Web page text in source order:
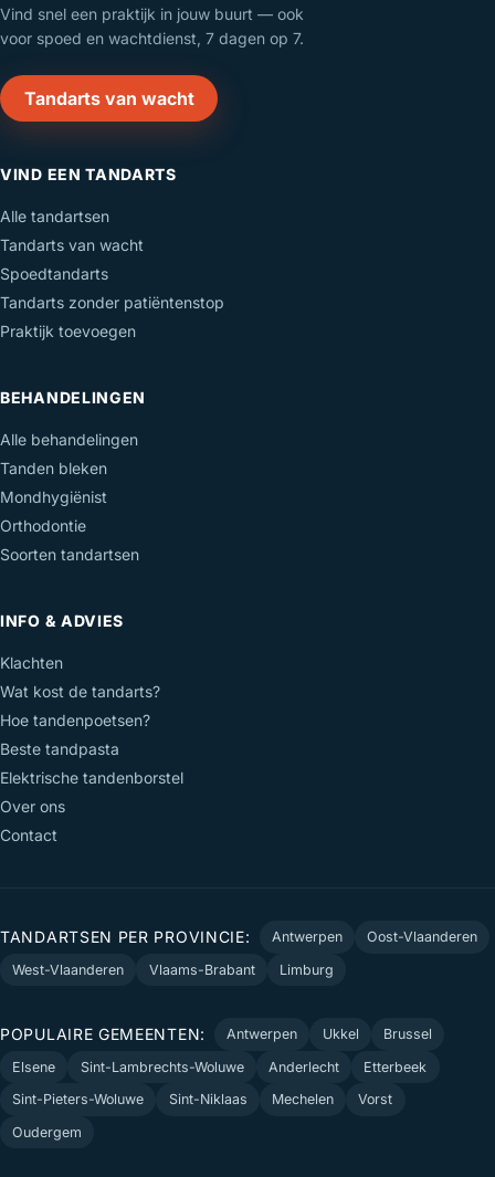
Vind snel een praktijk in jouw buurt — ook
voor spoed en wachtdienst, 7 dagen op 7.
Tandarts van wacht
VIND EEN TANDARTS
Alle tandartsen
Tandarts van wacht
Spoedtandarts
Tandarts zonder patiëntenstop
Praktijk toevoegen
BEHANDELINGEN
Alle behandelingen
Tanden bleken
Mondhygiënist
Orthodontie
Soorten tandartsen
INFO & ADVIES
Klachten
Wat kost de tandarts?
Hoe tandenpoetsen?
Beste tandpasta
Elektrische tandenborstel
Over ons
Contact
TANDARTSEN PER PROVINCIE: Antwerpen
Oost-Vlaanderen
West-Vlaanderen
Vlaams-Brabant Limburg
POPULAIRE GEMEENTEN: Antwerpen Ukkel
Brussel
Elsene
Sint-Lambrechts-Woluwe Anderlecht
Etterbeek
Sint-Pieters-Woluwe
Sint-Niklaas Mechelen
Vorst
Oudergem